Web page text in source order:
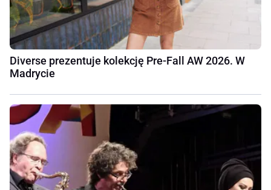
Diverse prezentuje kolekcję Pre-Fall AW 2026. W
Madrycie